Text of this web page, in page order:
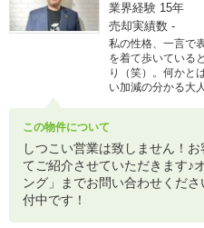
業界経験 15年
売却実績数 -
私の性格、一言で
を着て歩いている
り（笑）。何かと
い加減の分かる大
この物件について
しつこい営業は致しません！
てご紹介させていただきます♪
ング」までお問い合わせくだ
付中です！